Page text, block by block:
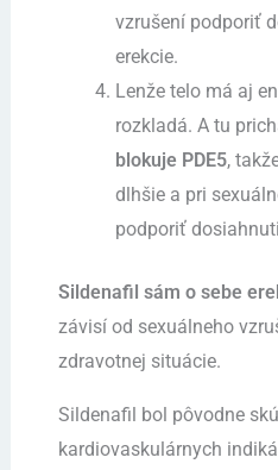
vzrušení podporiť
erekcie.
Lenže telo má aj
rozkladá. A tu
blokuje PDE5,
dlhšie a pri
podporiť
Sildenafil sám o sebe
závisí od sexuálneho
zdravotnej situácie.
Sildenafil bol pôvodne
kardiovaskulárnych